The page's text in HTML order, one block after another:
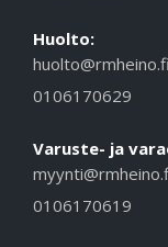
Huolto:
huolto@rmheino.fi
0106170629
Varuste- ja
0106170619